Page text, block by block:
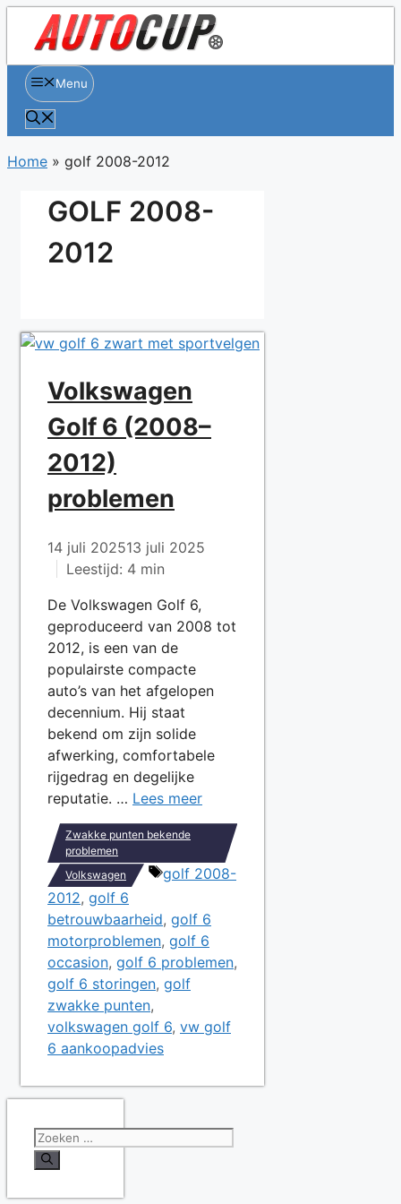
Spring
inhoud
Menu
Home » golf 2008-2012
GOLF 2008-
2012
Volkswagen
Golf 6 (2008–
2012)
problemen
14 juli 202513 juli 2025
Leestijd: 4 min
De Volkswagen Golf 6,
geproduceerd van 2008 tot
2012, is een van de
populairste compacte
auto’s van het afgelopen
decennium. Hij staat
bekend om zijn solide
afwerking, comfortabele
rijgedrag en degelijke
reputatie. … Lees meer
Zwakke punten bekende
problemen
Volkswagen
Tags
golf 2008-
2012, golf 6
betrouwbaarheid, golf 6
motorproblemen, golf 6
occasion, golf 6 problemen,
golf 6 storingen, golf
zwakke punten,
volkswagen golf 6, vw golf
6 aankoopadvies
Zoek
naar: